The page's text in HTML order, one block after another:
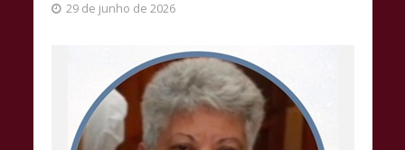
29 de junho de 2026